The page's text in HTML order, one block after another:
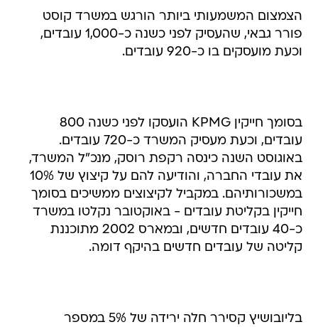
הצמצום המשמעותי ביותר הורגש במשרד קוסט
פורר גבאי, שהעסיק לפני כשנה כ-1,000 עובדים,
וכעת מועסקים בו כ-920 עובדים.
בסומך חייקין KPMG הועסקו לפני כשנה 800
עובדים, וכעת מעסיק המשרד כ-720 עובדים.
באוגוסט השנה כינסה רקפת רוסק, מנכ"ל המשרד,
את עובדי החברה, והודיעה להם על קיצוץ של 10%
במשכורותיהם. במקביל לקיצוצים ממשיכים בסומך
חייקין בקליטת עובדים - באוקטובר נקלטו במשרד
כ-40 עובדים חדשים, ובמארס 2002 מתוכננת
קליטה של עובדים חדשים בהיקף דומה.
בליובושיץ קסירר חלה ירידה של 5% במספר